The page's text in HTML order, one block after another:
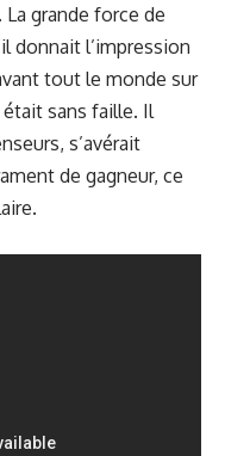
grande force de
donnait l’impression
tout le monde sur
sans faille. Il
s’avérait
de gagneur, ce